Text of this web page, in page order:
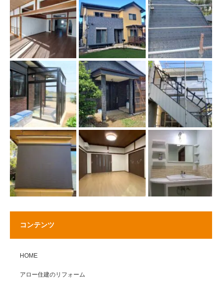
コンテンツ
HOME
アロー住建のリフォーム